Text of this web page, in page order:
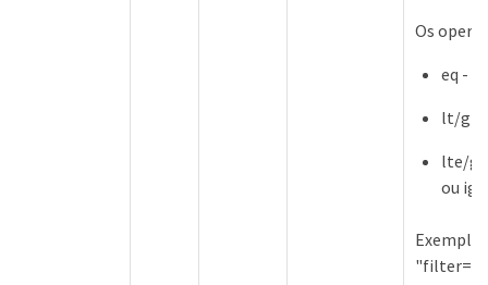
Os
eq -
lt/gt -
lte/
ou
Exemplo